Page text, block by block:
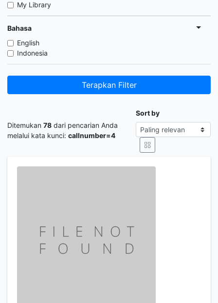
My Library
Bahasa
English
Indonesia
Terapkan Filter
Ditemukan 78 dari pencarian Anda
melalui kata kunci: callnumber=4
Sort by